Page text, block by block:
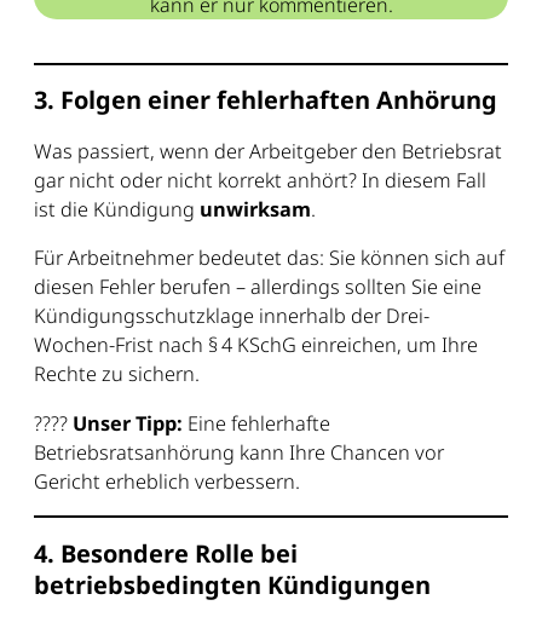
3. Folgen einer fehlerhaften Anhörung
Was passiert, wenn der Arbeitgeber den Betriebsrat
gar nicht oder nicht korrekt anhört? In diesem Fall
ist die Kündigung unwirksam.
Für Arbeitnehmer bedeutet das: Sie können sich auf
diesen Fehler berufen – allerdings sollten Sie eine
Kündigungsschutzklage innerhalb der Drei-
Wochen-Frist nach § 4 KSchG einreichen, um Ihre
Rechte zu sichern.
???? Unser Tipp: Eine fehlerhafte
Betriebsratsanhörung kann Ihre Chancen vor
Gericht erheblich verbessern.
4. Besondere Rolle bei
betriebsbedingten Kündigungen